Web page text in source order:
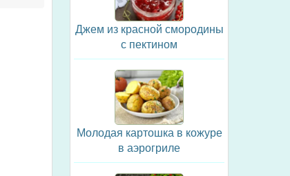
Джем из красной смородины
с пектином
Молодая картошка в кожуре
в аэрогриле